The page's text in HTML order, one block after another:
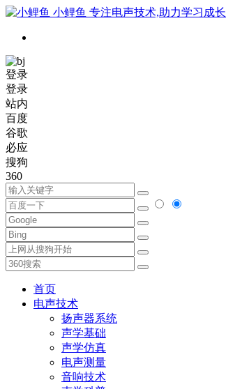
小鲤鱼 专注电声技术,助力学习成长
登录
登录
站内
百度
谷歌
必应
搜狗
360
首页
电声技术
扬声器系统
声学基础
声学仿真
电声测量
音响技术